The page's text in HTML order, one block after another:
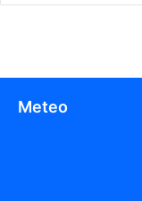
Meteo